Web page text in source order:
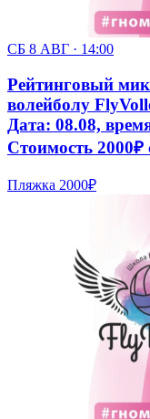
СБ 8 АВГ · 14:00
Рейтинговый
волейболу
Дата: 08.08,
Стоимость 2000₽
Пляжка 2000₽